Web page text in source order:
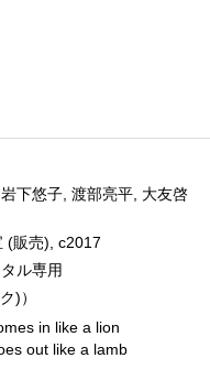
下悠子, 渡部亮平, 大友啓
(販売), c2017
ル専用
)）
in like a lion
out like a lamb